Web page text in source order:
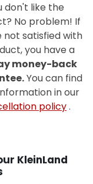
don't like the
No problem! If
not satisfied with
you have a
money-back
You can find
in our
policy.
KleinLand